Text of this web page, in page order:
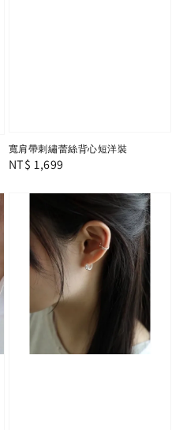
寬肩帶刺繡蕾絲背心短洋裝
Regular
NT$ 1,699